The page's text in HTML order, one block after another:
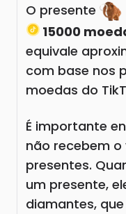
O presente
15000
equivale
com base nos
moedas do
É importante
não recebem
presentes.
um presente,
diamantes,